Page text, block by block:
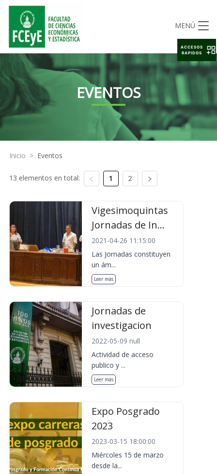
MENÚ
EVENTOS
Inicio > Eventos
13 elementos en total: 1 2
Vigesimoquintas
Jornadas de In...
2021-04-26 11:15:00
Las Jornadas constituyen
un ám...
Leer más
Jornadas de
investigacion
2022-05-09 null
Actividad de acceso
publico y ...
Leer más
Expo Posgrado
2023
2023-03-15 18:00:00
Miércoles 15 de marzo
desde la...
ACCESOS
RAPIDOS